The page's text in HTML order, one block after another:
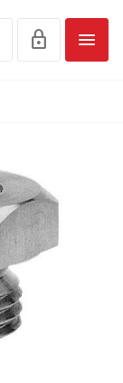
lock menu